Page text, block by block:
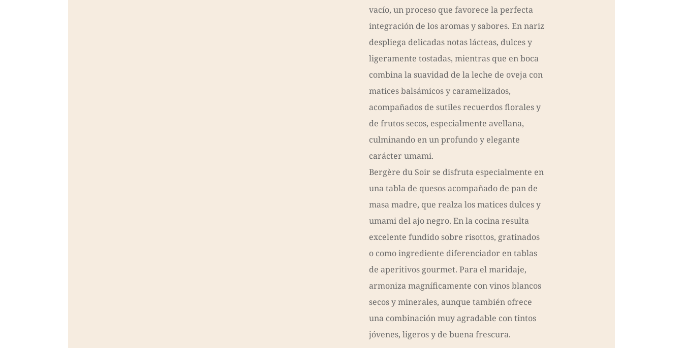
vacío, un proceso que favorece la perfecta
integración de los aromas y sabores. En nariz
despliega delicadas notas lácteas, dulces y
ligeramente tostadas, mientras que en boca
combina la suavidad de la leche de oveja con
matices balsámicos y caramelizados,
acompañados de sutiles recuerdos florales y
de frutos secos, especialmente avellana,
culminando en un profundo y elegante
carácter umami.
Bergère du Soir se disfruta especialmente en
una tabla de quesos acompañado de pan de
masa madre, que realza los matices dulces y
umami del ajo negro. En la cocina resulta
excelente fundido sobre risottos, gratinados
o como ingrediente diferenciador en tablas
de aperitivos gourmet. Para el maridaje,
armoniza magníficamente con vinos blancos
secos y minerales, aunque también ofrece
una combinación muy agradable con tintos
jóvenes, ligeros y de buena frescura.